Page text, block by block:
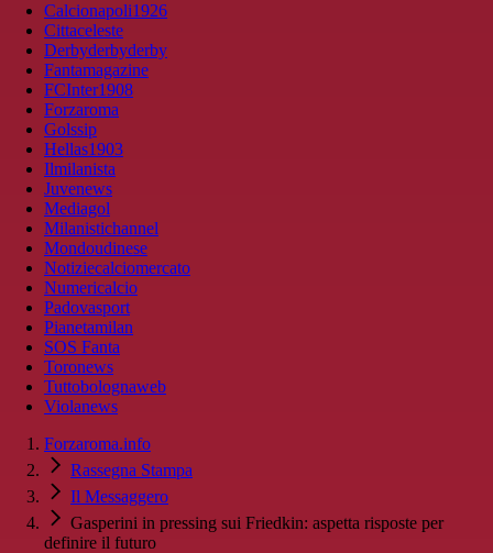
Calcionapoli1926
Cittaceleste
Derbyderbyderby
Fantamagazine
FCInter1908
Forzaroma
Golssip
Hellas1903
Ilmilanista
Juvenews
Mediagol
Milanistichannel
Mondoudinese
Notiziecalciomercato
Numericalcio
Padovasport
Pianetamilan
SOS Fanta
Toronews
Tuttobolognaweb
Violanews
Forzaroma.info
Rassegna Stampa
Il Messaggero
Gasperini in pressing sui Friedkin: aspetta risposte per
definire il futuro